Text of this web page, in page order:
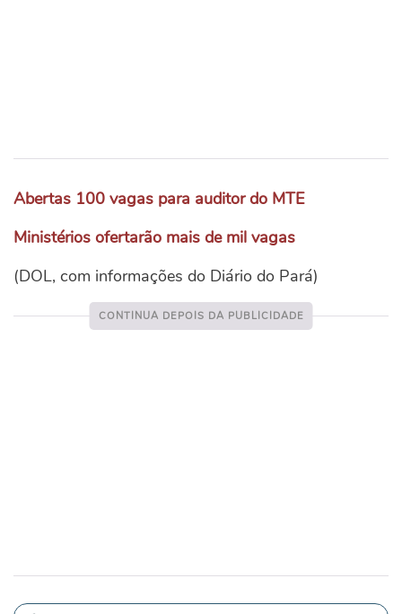
Abertas 100 vagas para auditor do MTE
Ministérios ofertarão mais de mil vagas
(DOL, com informações do Diário do Pará)